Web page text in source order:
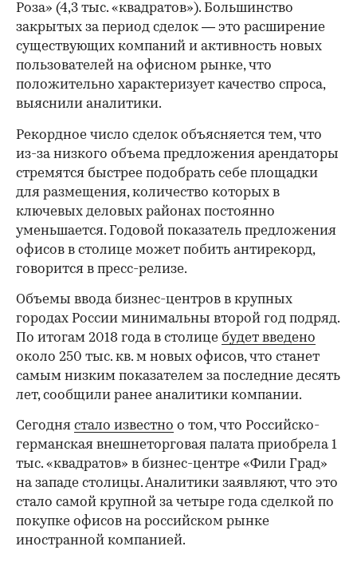
Роза» (4,3 тыс. «квадратов»). Большинство
закрытых за период сделок — это расширение
существующих компаний и активность новых
пользователей на офисном рынке, что
положительно характеризует качество спроса,
выяснили аналитики.
Рекордное число сделок объясняется тем, что
из-за низкого объема предложения арендаторы
стремятся быстрее подобрать себе площадки
для размещения, количество которых в
ключевых деловых районах постоянно
уменьшается. Годовой показатель предложения
офисов в столице может побить антирекорд,
говорится в пресс-релизе.
Объемы ввода бизнес-центров в крупных
городах России минимальны второй год подряд.
По итогам 2018 года в столице будет введено
около 250 тыс. кв. м новых офисов, что станет
самым низким показателем за последние десять
лет, сообщили ранее аналитики компании.
Сегодня стало известно о том, что Российско-
германская внешнеторговая палата приобрела 1
тыс. «квадратов» в бизнес-центре «Фили Град»
на западе столицы. Аналитики заявляют, что это
стало самой крупной за четыре года сделкой по
покупке офисов на российском рынке
иностранной компанией.